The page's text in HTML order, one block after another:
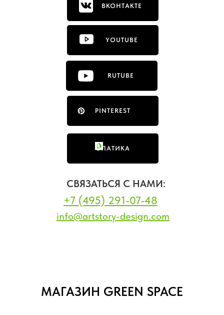
PINTEREST
ФЛАТИКА
YOUTUBE
ВКОНТАКТЕ
СВЯЗАТЬСЯ С НАМИ:
+7 (495) 291-07-48
info@artstory-design.com
RUTUBE
МАГАЗИН GREEN SPACE